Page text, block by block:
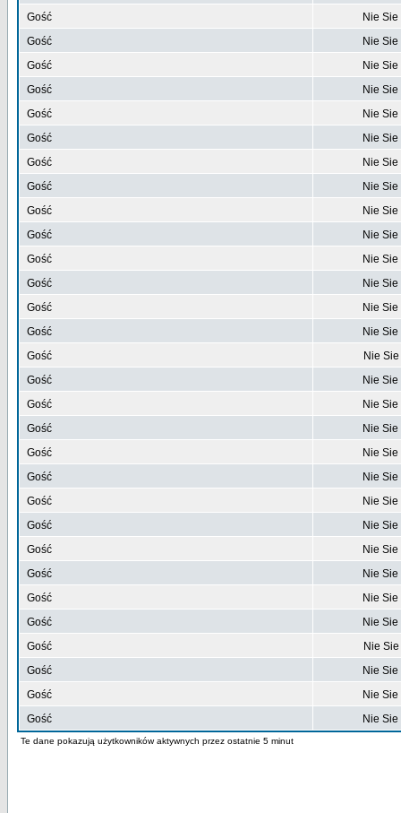
Gość
Nie
Gość
Nie
Gość
Nie
Gość
Nie
Gość
Nie
Gość
Nie
Gość
Nie
Gość
Nie
Gość
Nie
Gość
Nie
Gość
Nie
Gość
Nie
Gość
Nie
Gość
Nie
Gość
Nie
Gość
Nie
Gość
Nie
Gość
Nie
Gość
Nie
Gość
Nie
Gość
Nie
Gość
Nie
Gość
Nie
Gość
Nie
Gość
Nie
Gość
Nie
Gość
Nie
Gość
Nie
Gość
Nie
Gość
Nie
Te dane pokazują użytkowników aktywnych przez ostatnie 5 minut